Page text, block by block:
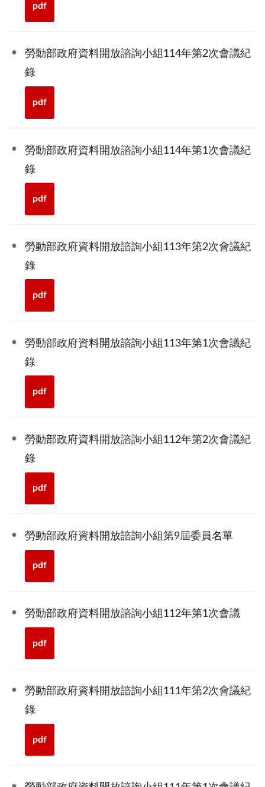
pdf
勞動部政府資料開放諮詢小組114年第2次會議紀
錄
pdf
勞動部政府資料開放諮詢小組114年第1次會議紀
錄
pdf
勞動部政府資料開放諮詢小組113年第2次會議紀
錄
pdf
勞動部政府資料開放諮詢小組113年第1次會議紀
錄
pdf
勞動部政府資料開放諮詢小組112年第2次會議紀
錄
pdf
勞動部政府資料開放諮詢小組第9屆委員名單
pdf
勞動部政府資料開放諮詢小組112年第1次會議
pdf
勞動部政府資料開放諮詢小組111年第2次會議紀
錄
pdf